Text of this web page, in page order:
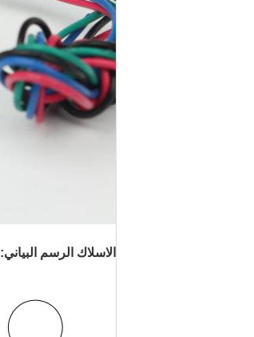
الاسلاك الرسم البياني: